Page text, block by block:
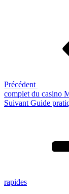
Précédent
complet du casino
Article
Suivant Guide
rapides